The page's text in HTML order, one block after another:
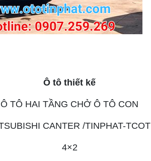
Ô tô thiết kế
Ô TÔ HAI TẦNG CHỞ Ô TÔ CON
CANTER /TINPHAT-TCOT
4×2